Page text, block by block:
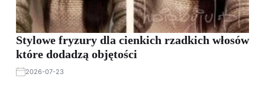
Stylowe fryzury dla cienkich rzadkich włosów
które dodadzą objętości
2026-07-23